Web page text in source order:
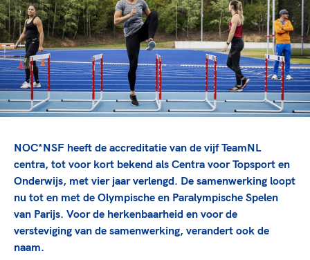
Sportonderzoek
Sportakkoord II
Game Changer
TeamNL kids
Nieuwspagina
Columns
Veilige en integere sport
Diversiteit en inclusie
Gezonde sportomgeving
Duurzaamheid
Bekwaam sportkader
Vitale clubs en bestuurlijk kader
Sportmatch
Clubacties
Handboek Wet- en Regelgeving
Opleidingen en trainingen
TeamNL Academie Kalender
Kennisaanbod TeamNL Experts
TeamNL Sport Science Centre
Paralympische Spelen LA28
Europese Spelen Istanbul 2027
Topsportbeleid
Topsportfinanciering
Maatschappelijke waarde topsport
NOC*NSF heeft de accreditatie van de vijf TeamNL
centra, tot voor kort bekend als Centra voor Topsport en
Onderwijs, met vier jaar verlengd. De samenwerking loopt
nu tot en met de Olympische en Paralympische Spelen
van Parijs. Voor de herkenbaarheid en voor de
versteviging van de samenwerking, verandert ook de
naam.